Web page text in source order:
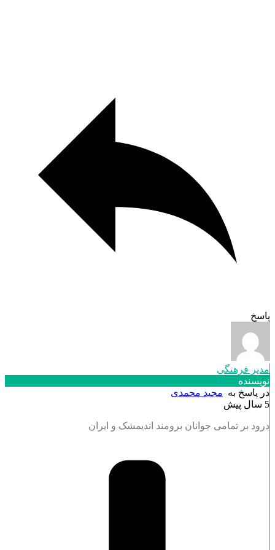
پاسخ
مدیر فرهنگی
نویسنده
در پاسخ به مجید محمدی
5 سال پیش
درود بر تمامی جوانان برومند اندیمشک و ایران